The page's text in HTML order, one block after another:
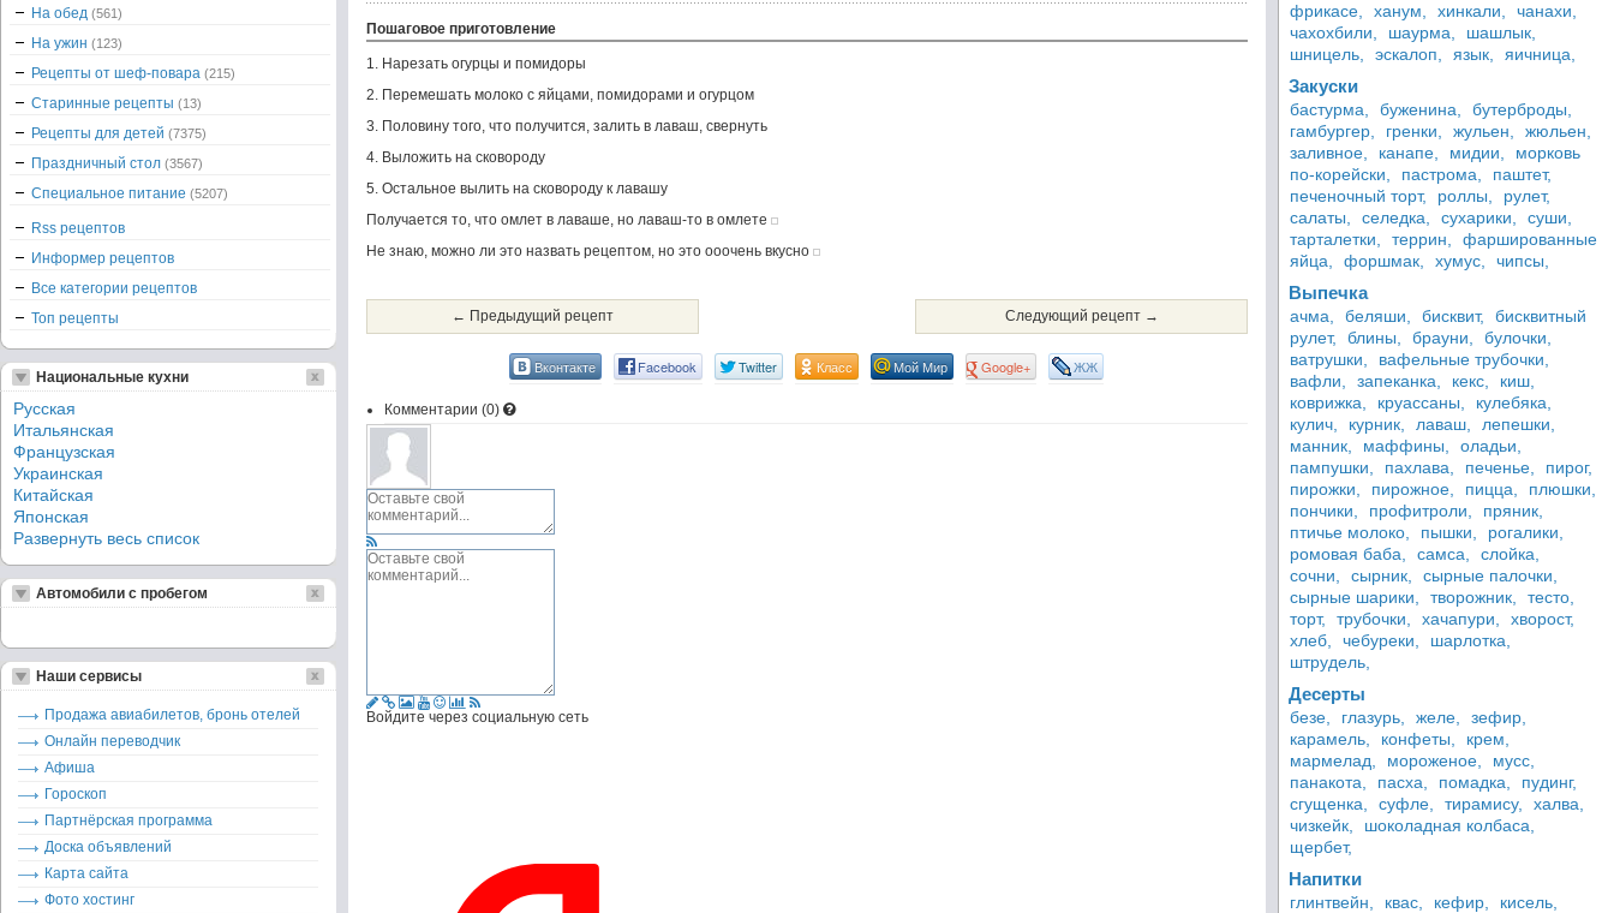
Пошаговое приготовление
1. Нарезать огурцы и помидоры
2. Перемешать молоко с яйцами, помидорами и огурцом
3. Половину того, что получится, залить в лаваш, свернуть
4. Выложить на сковороду
5. Остальное вылить на сковороду к лавашу
Получается то, что омлет в лаваше, но лаваш-то в омлете
Не знаю, можно ли это назвать рецептом, но это ооочень вкусно
← Предыдущий рецепт Следующий рецепт →
Вконтакте Facebook Twitter Класс Мой Мир Google+ ЖЖ
Комментарии (0)
Войдите через социальную сеть
На обед (561)
На ужин (123)
Рецепты от шеф-повара (215)
Старинные рецепты (13)
Рецепты для детей (7375)
Праздничный стол (3567)
Специальное питание (5207)
Rss рецептов
Информер рецептов
Все категории рецептов
Топ рецепты
Национальные кухни
Русская
Итальянская
Французская
Украинская
Китайская
Японская
Развернуть весь список
Автомобили с пробегом
Наши сервисы
Продажа авиабилетов, бронь отелей
Онлайн переводчик
Афиша
Гороскоп
Партнёрская программа
Доска объявлений
Карта сайта
Фото хостинг
фрикасе,
ханум, хинкали,
чанахи,
чахохбили,
шаурма,
шашлык,
шницель,
эскалоп, язык, яичница,
Закуски
бастурма, буженина,
бутерброды,
гамбургер,
гренки, жульен,
жюльен,
заливное,
канапе, мидии,
морковь
по-корейски,
пастрома,
паштет,
печеночный торт,
роллы,
рулет,
салаты,
селедка, сухарики,
суши,
тарталетки,
террин,
фаршированные
яйца,
форшмак, хумус, чипсы,
Выпечка
ачма, беляши, бисквит,
бисквитный
рулет,
блины, брауни,
булочки,
ватрушки,
вафельные трубочки,
вафли,
запеканка, кекс,
киш,
коврижка,
круассаны,
кулебяка,
кулич,
курник, лаваш,
лепешки,
манник,
маффины,
оладьи,
пампушки,
пахлава, печенье,
пирог,
пирожки,
пирожное, пицца,
плюшки,
пончики,
профитроли,
пряник,
птичье молоко,
пышки,
рогалики,
ромовая баба,
самса,
слойка,
сочни,
сырник,
сырные палочки,
сырные шарики,
творожник,
тесто,
торт,
трубочки, хачапури,
хворост,
хлеб,
чебуреки,
шарлотка,
штрудель,
Десерты
безе, глазурь, желе,
зефир,
карамель,
конфеты,
крем,
мармелад,
мороженое,
мусс,
панакота,
пасха, помадка,
пудинг,
сгущенка,
суфле, тирамису,
халва,
чизкейк,
шоколадная колбаса,
щербет,
Напитки
глинтвейн, квас, кефир,
кисель,